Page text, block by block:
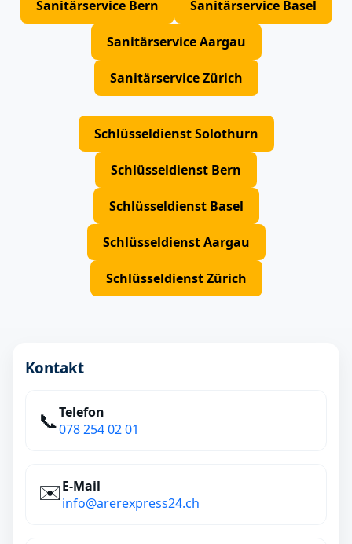
Sanitärservice Bern Sanitärservice Basel
Sanitärservice Aargau
Sanitärservice Zürich
Schlüsseldienst Solothurn
Schlüsseldienst Bern
Schlüsseldienst Basel
Schlüsseldienst Aargau
Schlüsseldienst Zürich
Kontakt
📞Telefon
078 254 02 01
✉️E‑Mail
info@arerexpress24.ch